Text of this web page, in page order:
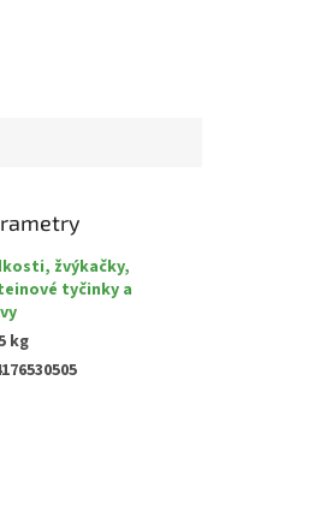
žvýkačky,
tyčinky a
kg